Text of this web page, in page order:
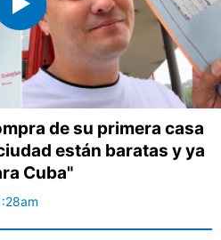
de su primera casa
están baratas y ya
Cuba"